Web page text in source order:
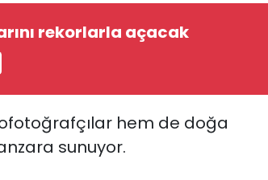
rekorlarla açacak
hem de doğa
sunuyor.